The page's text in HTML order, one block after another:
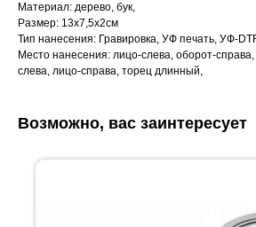
Материал: дерево, бук,
Размер: 13х7,5х2см
Тип нанесения: Гравировка, УФ печать, УФ-
Место нанесения: лицо-слева, оборот-
слева, лицо-справа, торец длинный,
Возможно, вас заинтересует